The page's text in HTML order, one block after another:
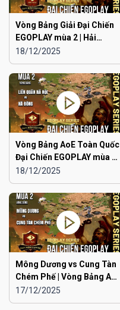
Vòng Bảng Giải Đại Chiến
EGOPLAY mùa 2 | Hải
Phòng vs Ninh Bình
18/12/2025
Vòng Bảng AoE Toàn Quốc
Đại Chiến EGOPLAY mùa 2 |
Liên Quân Hà Nội vs Hà
Đông
18/12/2025
Mông Dương vs Cung Tàn
Chém Phế | Vòng Bảng AoE
Toàn Quốc Đại Chiến
EGOPLAY mùa 2
17/12/2025